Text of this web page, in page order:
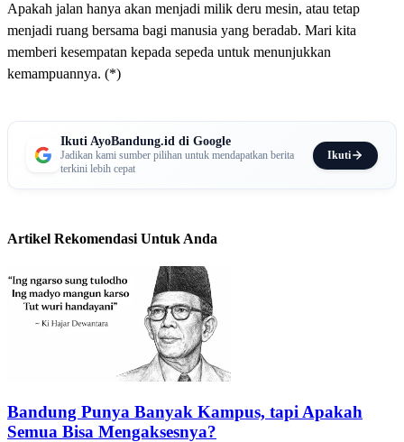
Apakah jalan hanya akan menjadi milik deru mesin, atau tetap
menjadi ruang bersama bagi manusia yang beradab. Mari kita
memberi kesempatan kepada sepeda untuk menunjukkan
kemampuannya. (*)
Ikuti AyoBandung.id di Google
Jadikan kami sumber pilihan untuk mendapatkan berita
terkini lebih cepat
Ikuti
Artikel Rekomendasi Untuk Anda
Bandung Punya Banyak Kampus, tapi Apakah
Semua Bisa Mengaksesnya?